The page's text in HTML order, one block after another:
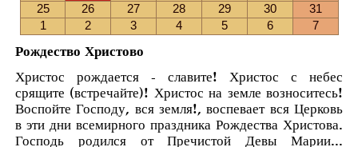
25
26 27 28 29 30
31
1
2 3 4 5 6 7
Рождество Христово
Христос рождается - славите! Христос с небес
срящите (встречайте)! Христос на земле возноситесь!
Воспойте Господу, вся земля!, воспевает вся Церковь
в эти дни всемирного праздника Рождества Христова.
Господь родился от Пречистой Девы Марии...